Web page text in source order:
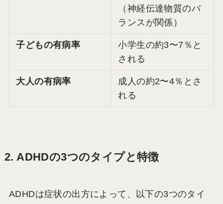
（神経伝達物質のバ
ランスが関係）
子どもの有病率
小学生の約3〜7％と
される
大人の有病率
成人の約2〜4％とさ
れる
2. ADHDの3つのタイプと特徴
ADHDは症状の出方によって、以下の3つのタイ